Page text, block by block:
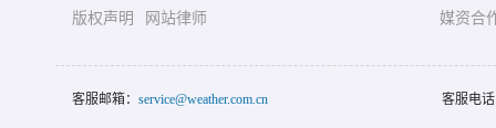
版权声明
网站律师
媒资合
客服邮箱： service@weather.com.cn 客服电